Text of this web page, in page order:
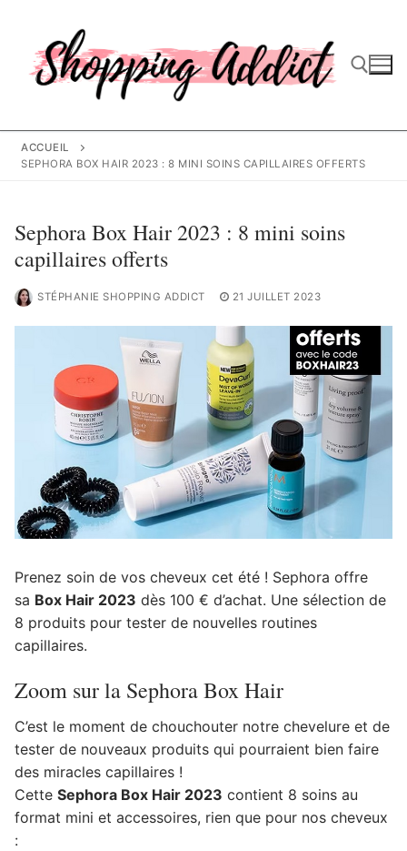
contenu
ACCUEIL
SEPHORA BOX HAIR 2023 : 8 MINI SOINS CAPILLAIRES OFFERTS
Sephora Box Hair 2023 : 8 mini soins
capillaires offerts
STÉPHANIE SHOPPING ADDICT 21 JUILLET 2023
Prenez soin de vos cheveux cet été ! Sephora offre
sa Box Hair 2023 dès 100 € d’achat. Une sélection de
8 produits pour tester de nouvelles routines
capillaires.
Zoom sur la Sephora Box Hair
C’est le moment de chouchouter notre chevelure et de
tester de nouveaux produits qui pourraient bien faire
des miracles capillaires !
Cette Sephora Box Hair 2023 contient 8 soins au
format mini et accessoires, rien que pour nos cheveux
: